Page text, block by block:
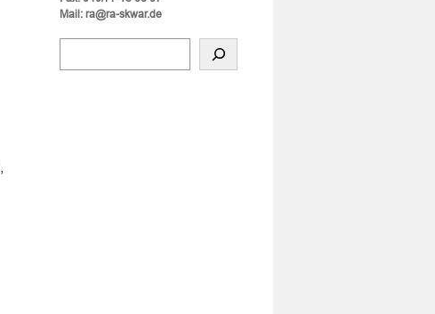
Mail: ra@ra-skwar.de